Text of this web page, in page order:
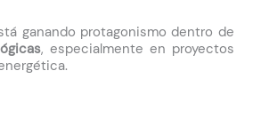
ganando protagonismo dentro de
, especialmente en proyectos